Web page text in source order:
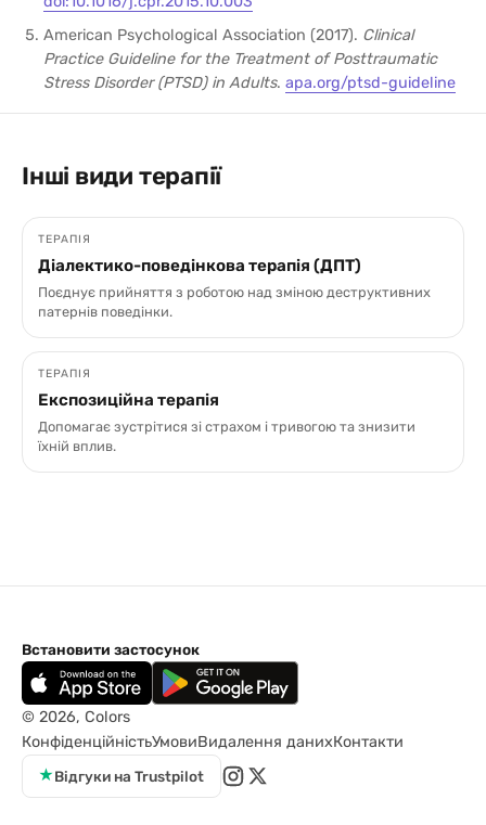
American Psychological Association (2017). Clinical
Practice Guideline for the Treatment of Posttraumatic
Stress Disorder (PTSD) in Adults. apa.org/ptsd-guideline
Інші види терапії
ТЕРАПІЯ
Діалектико-поведінкова терапія (ДПТ)
Поєднує прийняття з роботою над зміною деструктивних
патернів поведінки.
ТЕРАПІЯ
Експозиційна терапія
Допомагає зустрітися зі страхом і тривогою та знизити
їхній вплив.
Встановити застосунок
© 2026, Colors
КонфіденційністьУмовиВидалення данихКонтакти
★Відгуки на Trustpilot